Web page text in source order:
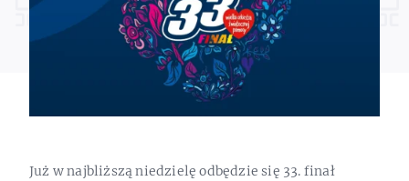
Już w najbliższą niedzielę odbędzie się 33. finał